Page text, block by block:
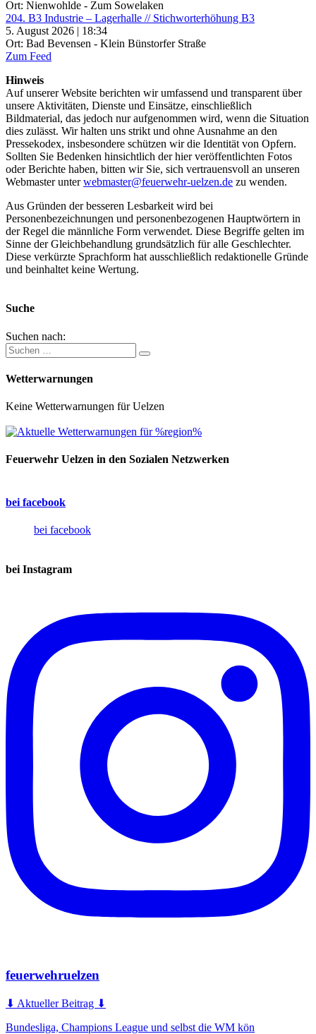
Ort: Nienwohlde - Zum Sowelaken
204. B3 Industrie – Lagerhalle // Stichworterhöhung B3
5. August 2026 | 18:34
Ort: Bad Bevensen - Klein Bünstorfer Straße
Zum Feed
Hinweis
Auf unserer Website berichten wir umfassend und transparent über
unsere Aktivitäten, Dienste und Einsätze, einschließlich
Bildmaterial, das jedoch nur aufgenommen wird, wenn die Situation
dies zulässt. Wir halten uns strikt und ohne Ausnahme an den
Pressekodex, insbesondere schützen wir die Identität von Opfern.
Sollten Sie Bedenken hinsichtlich der hier veröffentlichten Fotos
oder Berichte haben, bitten wir Sie, sich vertrauensvoll an unseren
Webmaster unterwebmaster@feuerwehr-uelzen.de zu wenden.
Aus Gründen der besseren Lesbarkeit wird bei
Personenbezeichnungen und personenbezogenen Hauptwörtern in
der Regel die männliche Form verwendet. Diese Begriffe gelten im
Sinne der Gleichbehandlung grundsätzlich für alle Geschlechter.
Diese verkürzte Sprachform hat ausschließlich redaktionelle Gründe
und beinhaltet keine Wertung.
Suche
Suchen nach:
Wetterwarnungen
Keine Wetterwarnungen für Uelzen
Feuerwehr Uelzen in den Sozialen Netzwerken
bei facebook
bei facebook
bei Instagram
feuerwehruelzen
⬇ Aktueller Beitrag ⬇
Bundesliga, Champions League und selbst die WM kön